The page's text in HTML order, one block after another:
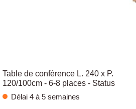
Table de conférence L. 240 x P.
120/100cm - 6-8 places - Status
Délai 4 à 5 semaines